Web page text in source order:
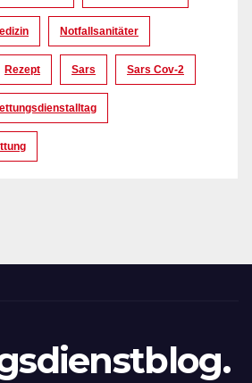
Notfallsanitäter
Rezept Sars Sars Cov-2